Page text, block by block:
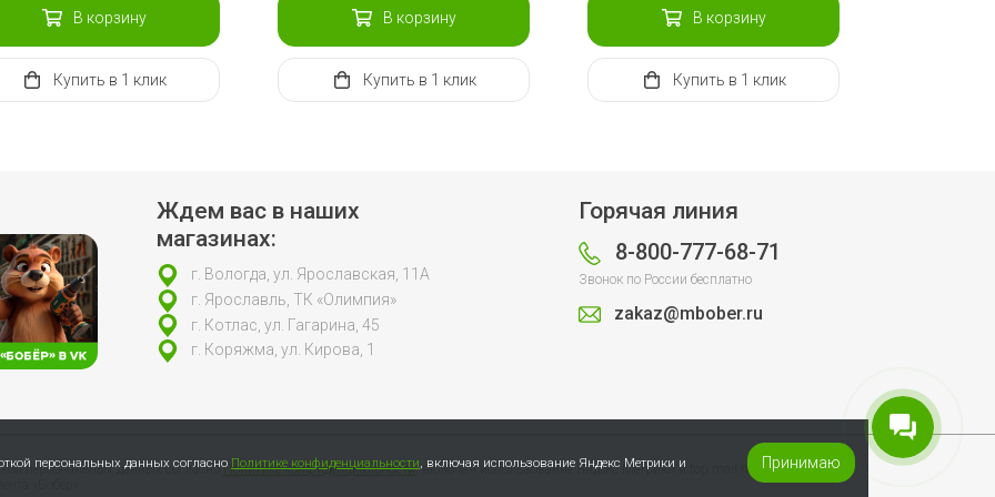
В корзину
Купить в 1 клик
В корзину
Купить в 1 клик
В корзину
Купить в 1 клик
персональных данных согласно Политике конфиденциальности, включая использование Яндекс Метрики и
Принимаю
Горячая линия
8-800-777-68-71
Звонок по России бесплатно
zakaz@mbober.ru
Ждем вас в наших
магазинах:
г. Вологда, ул. Ярославская, 11А
г. Ярославль, ТК «Олимпия»
г. Котлас, ул. Гагарина, 45
г. Коряжма, ул. Кирова, 1
персональных данных согласноПолитике конфиденциальности, включая использование Яндекс Метрики и top.mail.ru.
«Бобёр»